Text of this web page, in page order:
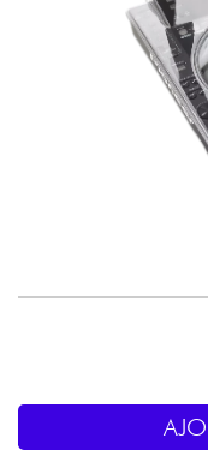
Synthés &
Home Studio